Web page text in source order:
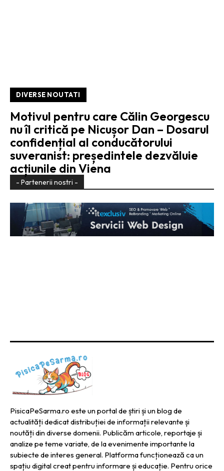
DIVERSE NOUTATI
Motivul pentru care Călin Georgescu
nu îl critică pe Nicușor Dan – Dosarul
confidențial al conducătorului
suveranist: președintele dezvăluie
acțiunile din Viena
- Partenerii nostri -
PisicaPeSarma.ro este un portal de știri și un blog de
actualități dedicat distribuției de informații relevante și
noutăți din diverse domenii. Publicăm articole, reportaje și
analize pe teme variate, de la evenimente importante la
subiecte de interes general. Platforma funcționează ca un
spațiu digital creat pentru informare și educație. Pentru orice